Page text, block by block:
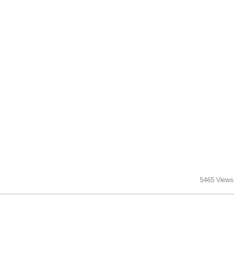
5465 Views